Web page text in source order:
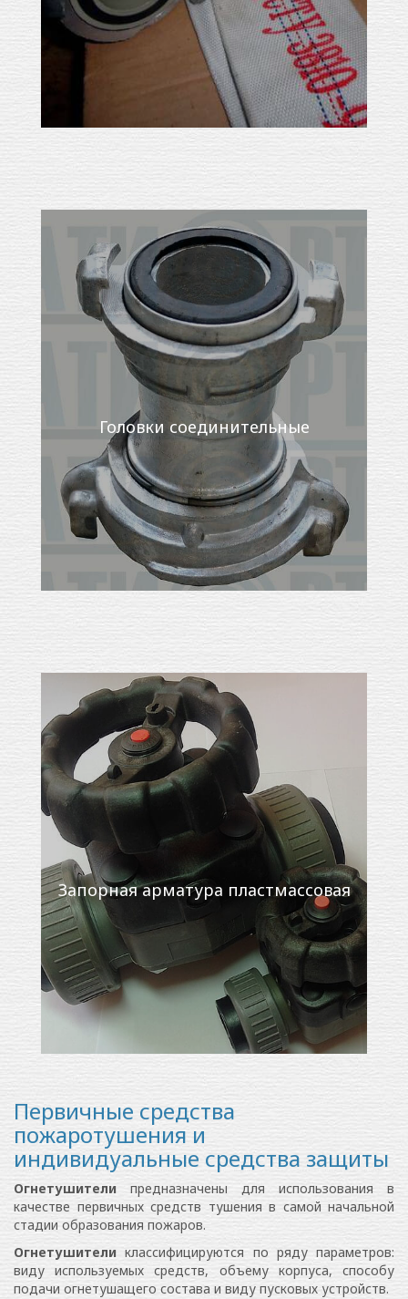
Головки соединительные
Запорная арматура пластмассовая
Первичные средства
пожаротушения и
индивидуальные средства защиты
Огнетушители предназначены для использования в
качестве первичных средств тушения в самой начальной
стадии образования пожаров.
Огнетушителиклассифицируются по ряду параметров:
виду используемых средств, объему корпуса, способу
подачи огнетушащего состава и виду пусковых устройств.